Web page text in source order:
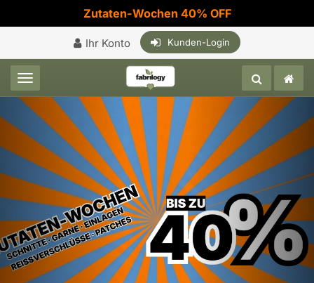
Zutaten-Wochen 40% OFF
Ihr Konto Kunden-Login
Toggle navigation